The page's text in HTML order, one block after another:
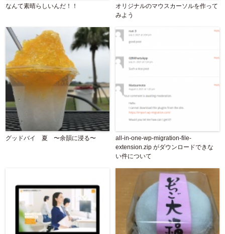
なんて素晴らしいんだ！！
オリジナルのマウスカーソルを作って
みよう
グッドバイ 夏 〜余韻に浸る〜
all-in-one-wp-migration-file-
extension.zip がダウンロードできな
い件について